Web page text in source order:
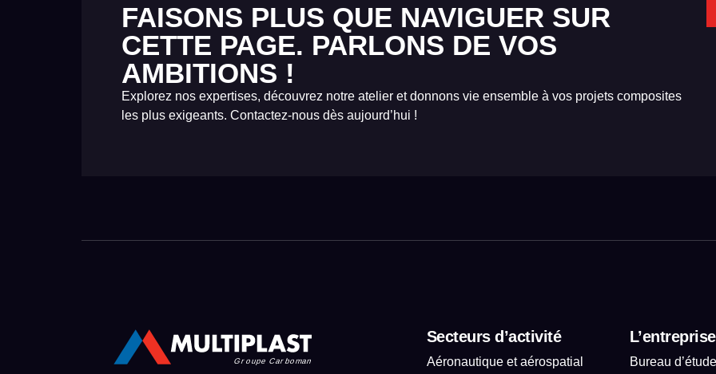
FAISONS PLUS QUE NAVIGUER SUR
CETTE PAGE. PARLONS DE VOS
AMBITIONS !
Explorez nos expertises, découvrez notre atelier et donnons vie ensemble à vos projets composites
les plus exigeants. Contactez-nous dès aujourd’hui !
Secteurs d’activité
Aéronautique et aérospatial
L’entreprise
Bureau